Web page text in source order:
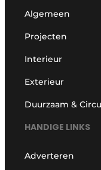
Algemeen
Projecten
Interieur
Exterieur
Duurzaam &
HANDIGE LINKS
Adverteren